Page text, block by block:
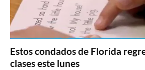
Estos condados de Florida
clases este lunes